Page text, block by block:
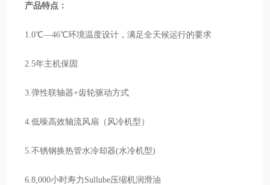
产品特点：
1.0℃—46℃环境温度设计，满足全天候运行的要求
2.5年主机保固
3.弹性联轴器+齿轮驱动方式
4.低噪高效轴流风扇（风冷机型）
5.不锈钢换热管水冷却器(水冷机型)
6.8,000小时寿力Sullube压缩机润滑油